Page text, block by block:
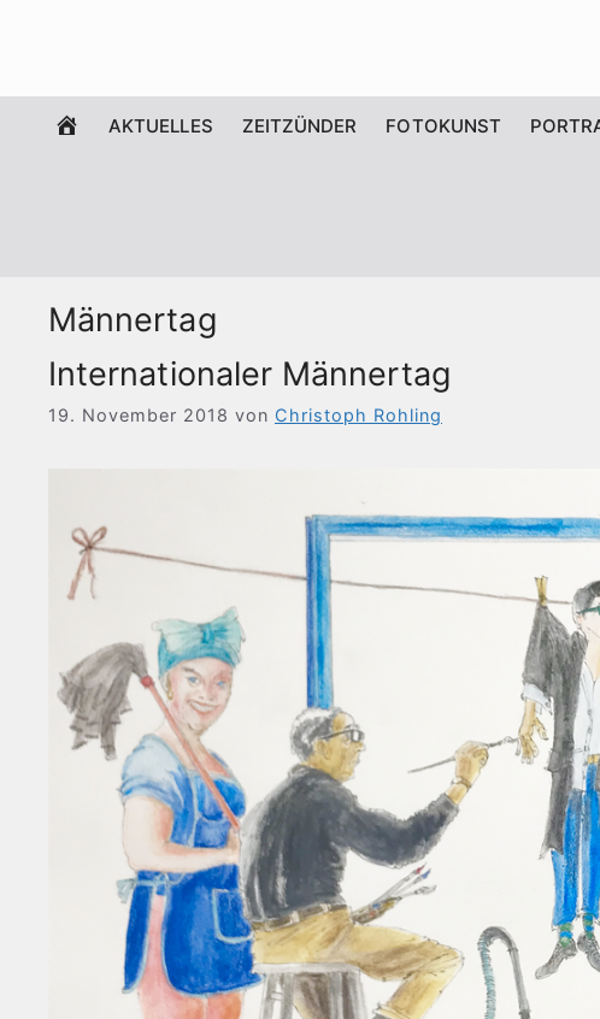
WILLKOMMEN
AKTUELLES ZEITZÜNDER FOTOKUNST
Männertag
Internationaler Männertag
19. November 2018 von Christoph Rohling